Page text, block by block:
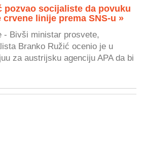
pozvao socijaliste da povuku
crvene linije prema SNS-u »
- Bivši ministar prosvete,
Branko Ružić ocenio je u
za austrijsku agenciju APA da bi